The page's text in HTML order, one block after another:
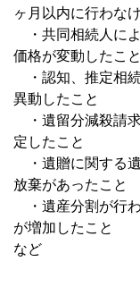
ヶ月以内に行わな
・共同相続人に
価格が変動したこと
・認知、推定相
異動したこと
・遺留分減殺請
定したこと
・遺贈に関する
放棄があったこと
・遺産分割が行
が増加したこと
など